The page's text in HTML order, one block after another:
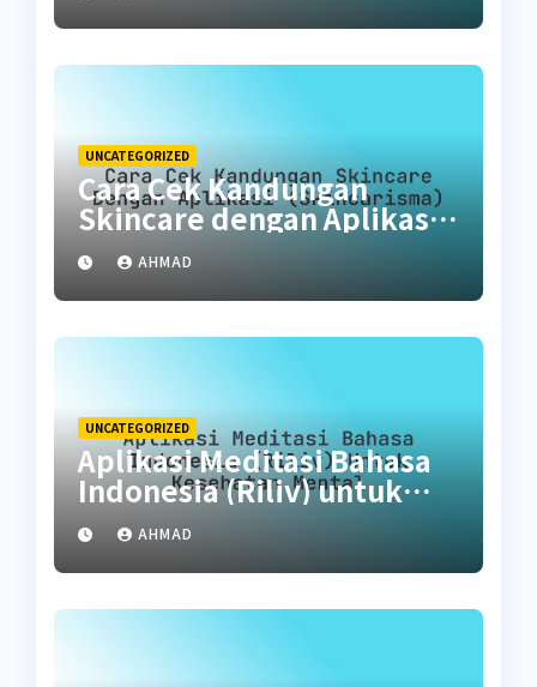
UNCATEGORIZED
Cara Cek Kandungan
Skincare dengan Aplikasi
(SkinCarisma)
AHMAD
UNCATEGORIZED
Aplikasi Meditasi Bahasa
Indonesia (Riliv) untuk
Kesehatan Mental
AHMAD